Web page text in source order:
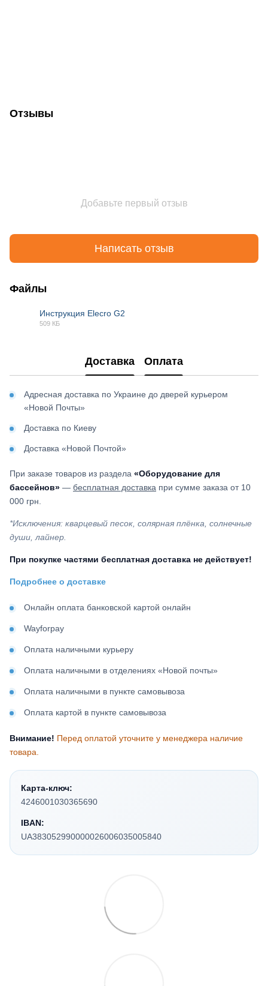
Отзывы
Добавьте первый отзыв
Написать отзыв
Файлы
Инструкция Elecro G2
509 КБ
Доставка Оплата
Адресная доставка по Украине до дверей курьером
«Новой Почты»
Доставка по Киеву
Доставка «Новой Почтой»
При заказе товаров из раздела «Оборудование для
бассейнов» — бесплатная доставка при сумме заказа от 10
000 грн.
*Исключения: кварцевый песок, солярная плёнка, солнечные
души, лайнер.
При покупке частями бесплатная доставка не действует!
Подробнее о доставке
Онлайн оплата банковской картой онлайн
Wayforpay
Оплата наличными курьеру
Оплата наличными в отделениях «Новой почты»
Оплата наличными в пункте самовывоза
Оплата картой в пункте самовывоза
Внимание! Перед оплатой уточните у менеджера наличие
товара.
Карта-ключ:
4246001030365690
IBAN:
UA383052990000026006035005840